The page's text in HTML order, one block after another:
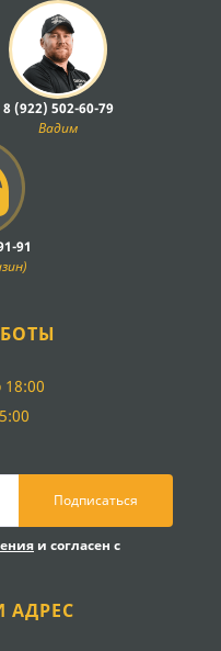
8 (922) 502-60-79
Вадим
91
18:00
Подписаться
и согласен с
АДРЕС